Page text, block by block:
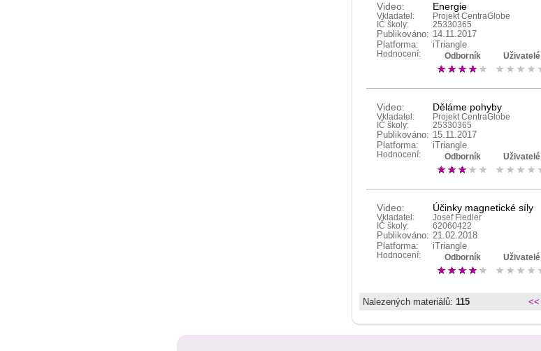
Video: Energie
Vkladatel:
Projekt CentraGlobe
IČ školy:
25330365
Publikováno: 14.11.2017
Platforma:
iTriangle
Hodnocení: Odborník Uživatelé
Video: Děláme pohyby
Vkladatel:
Projekt CentraGlobe
IČ školy:
25330365
Publikováno: 15.11.2017
Platforma:
iTriangle
Hodnocení: Odborník Uživatelé
Video: Účinky magnetické síly
Vkladatel:
Josef Fiedler
IČ školy:
62060422
Publikováno: 21.02.2018
Platforma:
iTriangle
Hodnocení: Odborník Uživatelé
Nalezených materiálů: 115 <<